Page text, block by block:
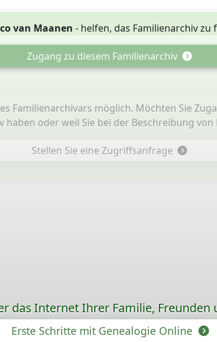
van Maanen - helfen, das Familienarchiv
Zugang zu diesem Familienarchiv
Familienarchivars möglich. Möchten Sie
haben oder weil Sie bei der Beschreibung
Stellen Sie eine Zugriffsanfrage
das Internet Ihrer Familie, Freunden
Erste Schritte mit Genealogie Online